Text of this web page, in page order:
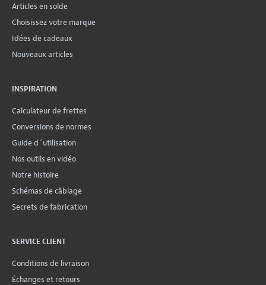
Articles en solde
Choisissez votre marque
Idées de cadeaux
Nouveaux articles
INSPIRATION
Calculateur de frettes
Conversions de normes
Guide d´utilisation
Nos outils en vidéo
Notre histoire
Schémas de câblage
Secrets de fabrication
SERVICE CLIENT
Conditions de livraison
Échanges et retours